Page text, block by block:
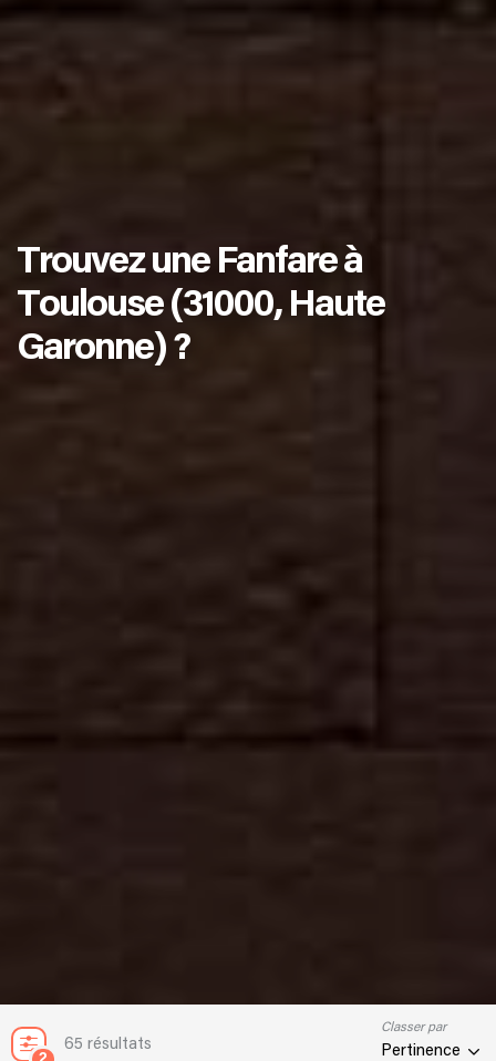
Trouvez une Fanfare à
Toulouse (31000, Haute
Garonne) ?
65 résultats
Classer par
Pertinence